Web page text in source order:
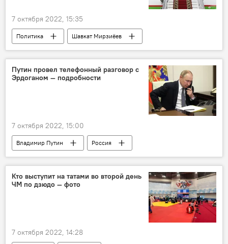
7 октября 2022, 15:35
Политика
Шавкат Мирзиёев
Санкт-Петербург
визит СНГ
Путин провел телефонный разговор с
Эрдоганом — подробности
7 октября 2022, 15:00
Владимир Путин
Россия
Реджеп Тайип Эрдоган
переговоры
Кто выступит на татами во второй день
ЧМ по дзюдо — фото
7 октября 2022, 14:28